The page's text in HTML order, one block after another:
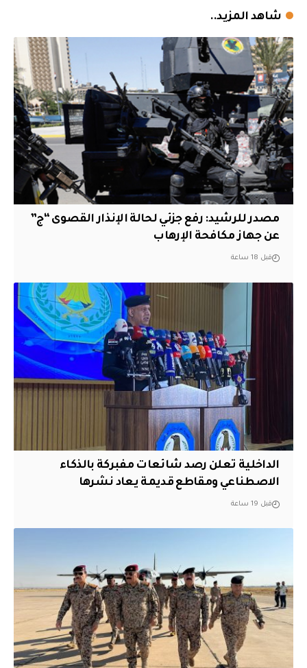
شاهد المزيد..
مصدر للرشيد: رفع جزئي لحالة الإنذار القصوى “ج”
عن جهاز مكافحة الإرهاب
قبل 18 ساعة
الداخلية تعلن رصد شائعات مفبركة بالذكاء
الاصطناعي ومقاطع قديمة يعاد نشرها
قبل 19 ساعة